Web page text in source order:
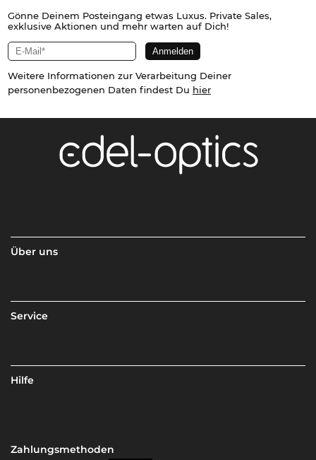
Gönne Deinem Posteingang etwas Luxus. Private Sales,
exklusive Aktionen und mehr warten auf Dich!
Weitere Informationen zur Verarbeitung Deiner
personenbezogenen Daten findest Du hier
Über uns
Service
Hilfe
Zahlungsmethoden